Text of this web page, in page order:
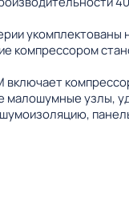
компрессором
включает
малошумные узлы,